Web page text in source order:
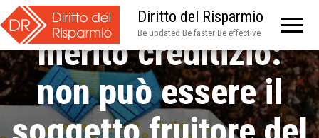
Diritto del Risparmio
Be updated Be faster Be effective
Violazione del
merito creditizio:
non può essere il